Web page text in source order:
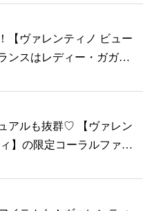
【ヴァレンティノ ビュー
ンスはレディー・ガガが
アルも抜群♡ 【ヴァレン
】の限定コーラルファ